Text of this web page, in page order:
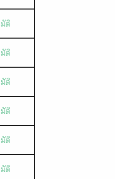
ติ
ติ
ติ
ติ
ติ
ติ